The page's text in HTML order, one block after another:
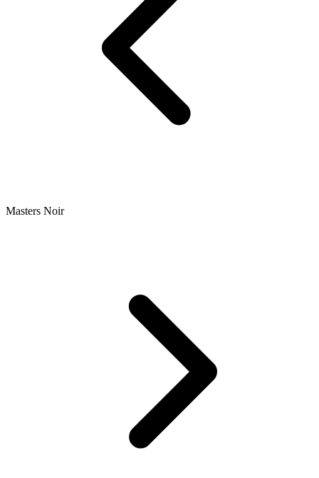
Masters Noir